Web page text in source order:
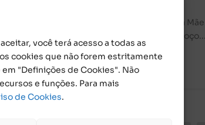
você terá acesso a todas as
cookies que não forem estritamente
"Definições de Cookies". Não
e funções. Para mais
de Cookies.
Neste domingo (10), a Fazenda da Esperança Mãe
Admirável, de Braga (RS), promoveu um
consulte Mais informação